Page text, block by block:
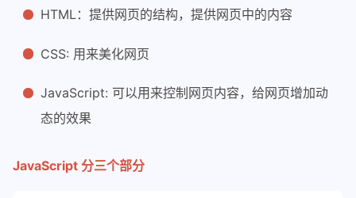
HTML：提供网页的结构，提供网页中的内容
CSS: 用来美化网页
JavaScript: 可以用来控制网页内容，给网页增加动
态的效果
JavaScript 分三个部分